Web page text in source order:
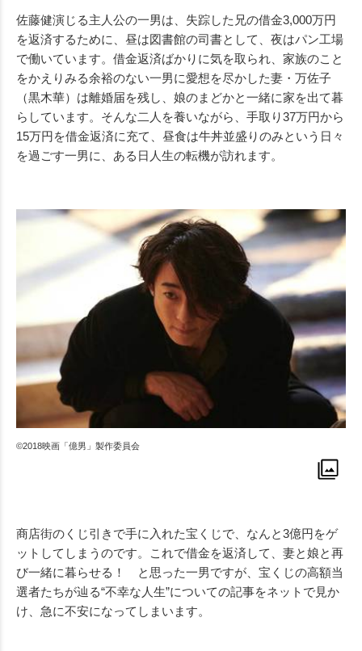
佐藤健演じる主人公の一男は、失踪した兄の借金3,000万円
を返済するために、昼は図書館の司書として、夜はパン工場
で働いています。借金返済ばかりに気を取られ、家族のこと
をかえりみる余裕のない一男に愛想を尽かした妻・万佐子
（黒木華）は離婚届を残し、娘のまどかと一緒に家を出て暮
らしています。そんな二人を養いながら、手取り37万円から
15万円を借金返済に充て、昼食は牛丼並盛りのみという日々
を過ごす一男に、ある日人生の転機が訪れます。
©2018映画「億男」製作委員会
商店街のくじ引きで手に入れた宝くじで、なんと3億円をゲ
ットしてしまうのです。これで借金を返済して、妻と娘と再
び一緒に暮らせる！ と思った一男ですが、宝くじの高額当
選者たちが辿る“不幸な人生”についての記事をネットで見か
け、急に不安になってしまいます。